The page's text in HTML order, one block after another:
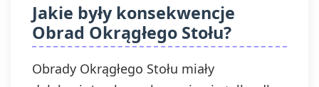
Jakie były konsekwencje
Obrad Okrągłego Stołu?
Obrady Okrągłego Stołu miały